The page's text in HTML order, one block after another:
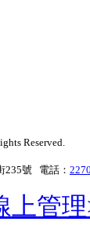
Reserved.
235號 電話：
上管